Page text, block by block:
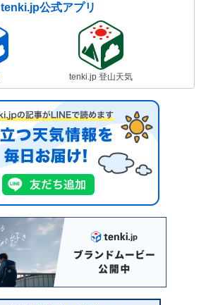
tenki.jp公式アプリ
tenki.jp 登山天気